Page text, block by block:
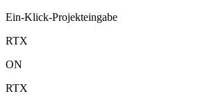
Ein-Klick-Projekteingabe
RTX
ON
RTX